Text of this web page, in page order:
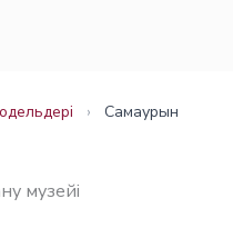
› Самаурын
музейі